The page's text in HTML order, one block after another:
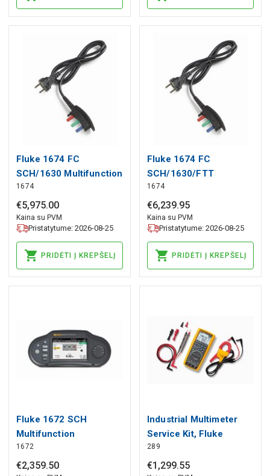
Fluke 1674 FC
SCH/1630 Multifunction
Installation Tester with
Earth Ground Clamp
Bundle, Fluke
1674
€5,975.00
Kaina su PVM
Pristatytume: 2026-08-25
PRIDĖTI Į KREPŠELĮ
Fluke 1674 FC
SCH/1630/FTT
Multifunction
Installation Tester with
Earth Ground Clamp and
Fluke TruTest Software
Bundle, Fluke
1674
€6,239.95
Kaina su PVM
Pristatytume: 2026-08-25
PRIDĖTI Į KREPŠELĮ
Fluke 1672 SCH
Multifunction
Installation Tester, Fluke
1672
€2,359.50
Industrial Multimeter
Service Kit, Fluke
289
€1 ,299.55